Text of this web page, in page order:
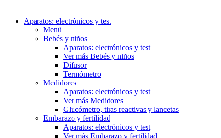
Aparatos: electrónicos y test
Menú
Bebés y niños
Aparatos: electrónicos y test
Ver más Bebés y niños
Difusor
Termómetro
Medidores
Aparatos: electrónicos y test
Ver más Medidores
Glucómetro, tiras reactivas y lancetas
Embarazo y fertilidad
Aparatos: electrónicos y test
Ver más Embarazo y fertilidad